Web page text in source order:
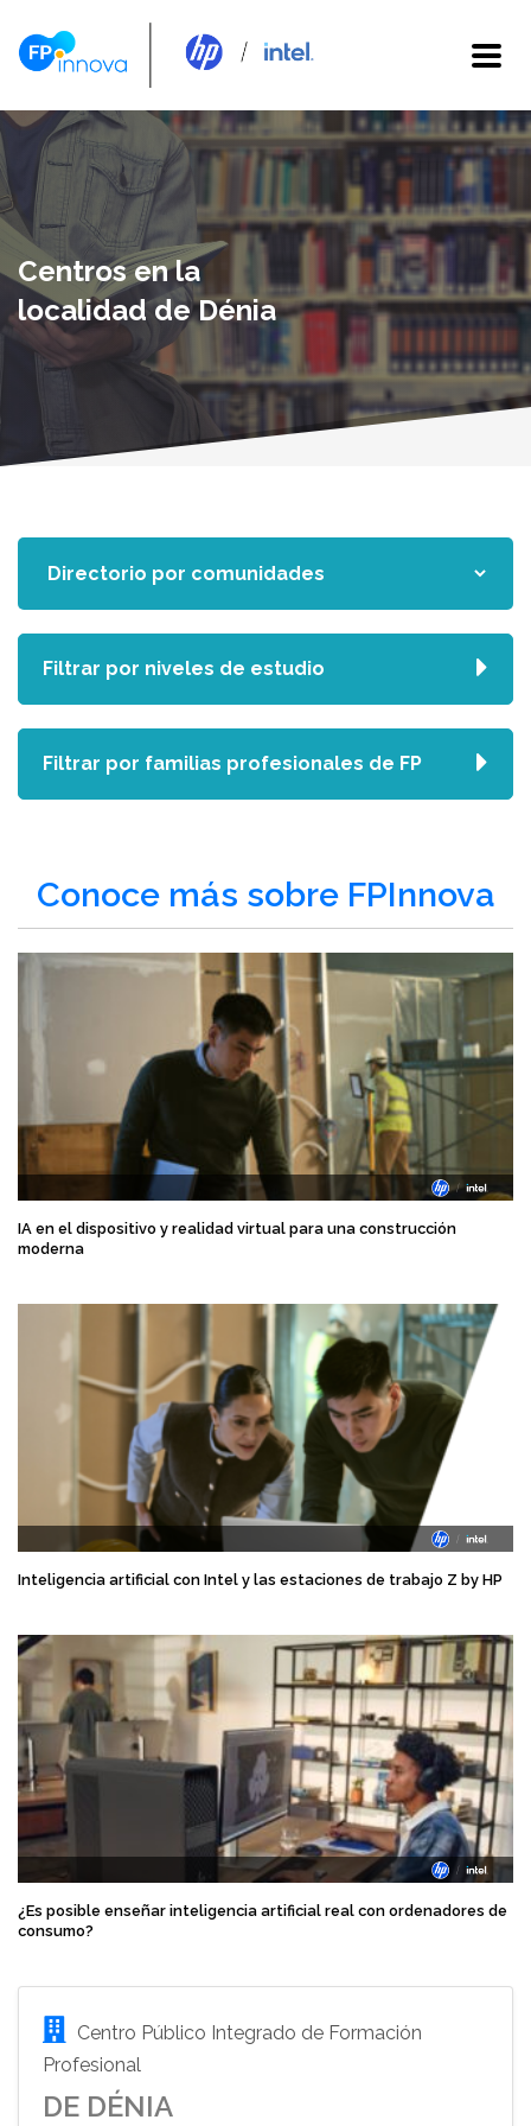
Centros en la
localidad de Dénia
Conoce más sobre FPInnova
IA en el dispositivo y realidad virtual para una construcción
moderna
Inteligencia artificial con Intel y las estaciones de trabajo Z by HP
¿Es posible enseñar inteligencia artificial real con ordenadores de
consumo?
Centro Público Integrado de Formación
Profesional
DE DÉNIA
Filtrar por niveles de estudio
Filtrar por familias profesionales de FP